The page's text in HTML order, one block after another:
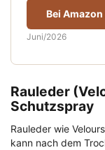
Bei
Juni/2026
Rauleder
Schutzspray
Rauleder wie
kann nach dem